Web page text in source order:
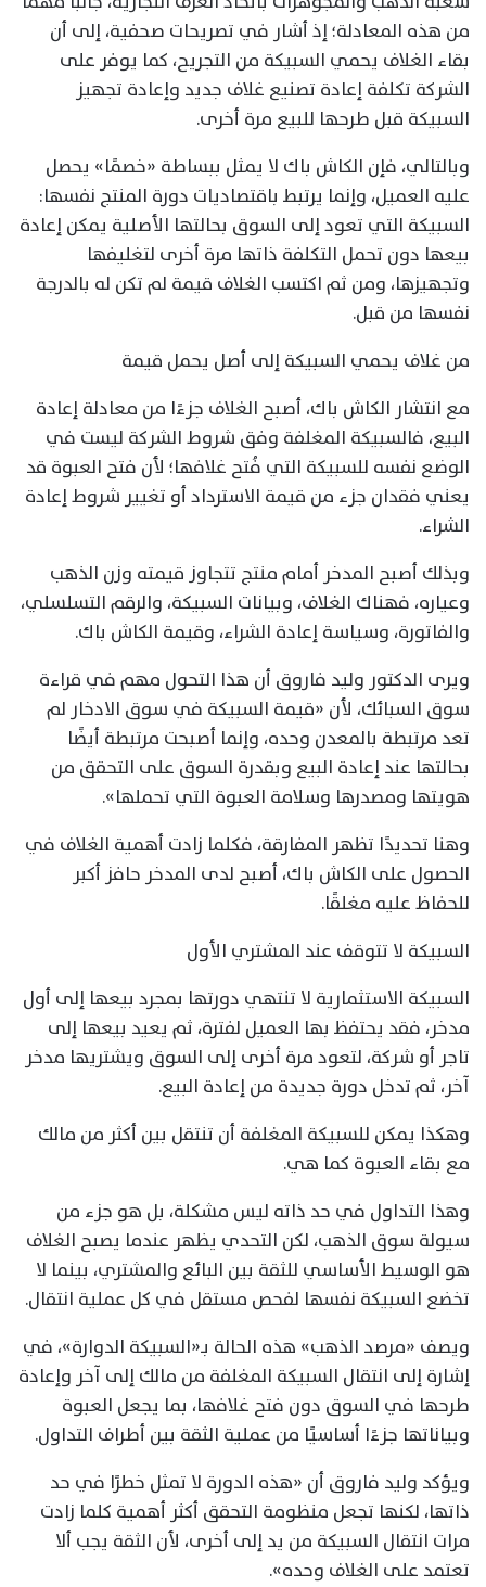
من هذه المعادلة؛ إذ أشار في تصريحات صحفية، إلى أن
بقاء الغلاف يحمي السبيكة من التجريح، كما يوفر على
الشركة تكلفة إعادة تصنيع غلاف جديد وإعادة تجهيز
السبيكة قبل طرحها للبيع مرة أخرى.
وبالتالي، فإن الكاش باك لا يمثل ببساطة «خصمًا» يحصل
عليه العميل، وإنما يرتبط باقتصاديات دورة المنتج نفسها:
السبيكة التي تعود إلى السوق بحالتها الأصلية يمكن إعادة
بيعها دون تحمل التكلفة ذاتها مرة أخرى لتغليفها
وتجهيزها، ومن ثم اكتسب الغلاف قيمة لم تكن له بالدرجة
نفسها من قبل.
من غلاف يحمي السبيكة إلى أصل يحمل قيمة
مع انتشار الكاش باك، أصبح الغلاف جزءًا من معادلة إعادة
البيع، فالسبيكة المغلفة وفق شروط الشركة ليست في
الوضع نفسه للسبيكة التي فُتح غلافها؛ لأن فتح العبوة قد
يعني فقدان جزء من قيمة الاسترداد أو تغيير شروط إعادة
الشراء.
وبذلك أصبح المدخر أمام منتج تتجاوز قيمته وزن الذهب
وعياره، فهناك الغلاف، وبيانات السبيكة، والرقم التسلسلي،
والفاتورة، وسياسة إعادة الشراء، وقيمة الكاش باك.
ويرى الدكتور وليد فاروق أن هذا التحول مهم في قراءة
سوق السبائك، لأن «قيمة السبيكة في سوق الادخار لم
تعد مرتبطة بالمعدن وحده، وإنما أصبحت مرتبطة أيضًا
بحالتها عند إعادة البيع وبقدرة السوق على التحقق من
هويتها ومصدرها وسلامة العبوة التي تحملها».
وهنا تحديدًا تظهر المفارقة، فكلما زادت أهمية الغلاف في
الحصول على الكاش باك، أصبح لدى المدخر حافز أكبر
للحفاظ عليه مغلقًا.
السبيكة لا تتوقف عند المشتري الأول
السبيكة الاستثمارية لا تنتهي دورتها بمجرد بيعها إلى أول
مدخر، فقد يحتفظ بها العميل لفترة، ثم يعيد بيعها إلى
تاجر أو شركة، لتعود مرة أخرى إلى السوق ويشتريها مدخر
آخر، ثم تدخل دورة جديدة من إعادة البيع.
وهكذا يمكن للسبيكة المغلفة أن تنتقل بين أكثر من مالك
مع بقاء العبوة كما هي.
وهذا التداول في حد ذاته ليس مشكلة، بل هو جزء من
سيولة سوق الذهب، لكن التحدي يظهر عندما يصبح الغلاف
هو الوسيط الأساسي للثقة بين البائع والمشتري، بينما لا
تخضع السبيكة نفسها لفحص مستقل في كل عملية انتقال.
ويصف «مرصد الذهب» هذه الحالة بـ«السبيكة الدوارة»، في
إشارة إلى انتقال السبيكة المغلفة من مالك إلى آخر وإعادة
طرحها في السوق دون فتح غلافها، بما يجعل العبوة
وبياناتها جزءًا أساسيًا من عملية الثقة بين أطراف التداول.
ويؤكد وليد فاروق أن «هذه الدورة لا تمثل خطرًا في حد
ذاتها، لكنها تجعل منظومة التحقق أكثر أهمية كلما زادت
مرات انتقال السبيكة من يد إلى أخرى، لأن الثقة يجب ألا
تعتمد على الغلاف وحده».